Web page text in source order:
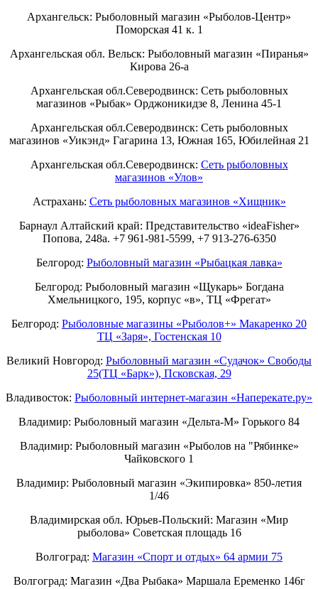
Архангельск: Рыболовный магазин «Рыболов-Центр»
Поморская 41 к. 1
Архангельская обл. Вельск: Рыболовный магазин «Пиранья»
Кирова 26-а
Архангельская обл.Северодвинск: Сеть рыболовных
магазинов «Рыбак» Орджоникидзе 8, Ленина 45-1
Архангельская обл.Северодвинск: Сеть рыболовных
магазинов «Уикэнд» Гагарина 13, Южная 165, Юбилейная 21
Архангельская обл.Северодвинск: Сеть рыболовных
магазинов «Улов»
Астрахань: Сеть рыболовных магазинов «Хищник»
Барнаул Алтайский край: Представительство «ideaFisher»
Попова, 248а. +7 961-981-5599, +7 913-276-6350
Белгород: Рыболовный магазин «Рыбацкая лавка»
Белгород: Рыболовный магазин «Щукарь» Богдана
Хмельницкого, 195, корпус «в», ТЦ «Фрегат»
Белгород: Рыболовные магазины «Рыболов+» Макаренко 20
ТЦ «Заря», Гостенская 10
Великий Новгород: Рыболовный магазин «Судачок» Свободы
25(ТЦ «Барк»), Псковская, 29
Владивосток: Рыболовный интернет-магазин «Наперекате.ру»
Владимир: Рыболовный магазин «Дельта-М» Горького 84
Владимир: Рыболовный магазин «Рыболов на "Рябинке»
Чайковского 1
Владимир: Рыболовный магазин «Экипировка» 850-летия
1/46
Владимирская обл. Юрьев-Польский: Магазин «Мир
рыболова» Советская площадь 16
Волгоград: Магазин «Спорт и отдых» 64 армии 75
Волгоград: Магазин «Два Рыбака» Маршала Еременко 146г